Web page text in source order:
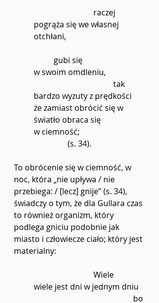
raczej
pogrąża się we własnej
otchłani,
	gubi się
w swoim omdleniu,
bardzo wyzuty z prędkości
że zamiast obrócić się w
światło obraca się
w ciemność;
(s. 34).
To obrócenie się w ciemność, w
noc, która „nie upływa / nie
przebiega: / [lecz] gnije” (s. 34),
świadczy o tym, że dla Gullara czas
to również organizm, który
podlega gniciu podobnie jak
miasto i człowiecze ciało; który jest
materialny:
	Wiele
wiele jest dni w jednym dniu